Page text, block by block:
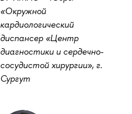
«Окружной
кардиологический
диспансер «Центр
диагностики и сердечно-
сосудистой хирургии», г.
Сургут